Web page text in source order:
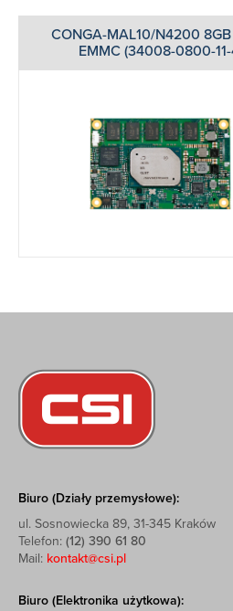
CONGA-MAL10/N4200
EMMC (34008-0800-
Biuro (Działy przemysłowe):
ul. Sosnowiecka 89, 31-345 Kraków
Telefon: (12) 390 61 80
Mail: kontakt@csi.pl
Biuro (Elektronika użytkowa):